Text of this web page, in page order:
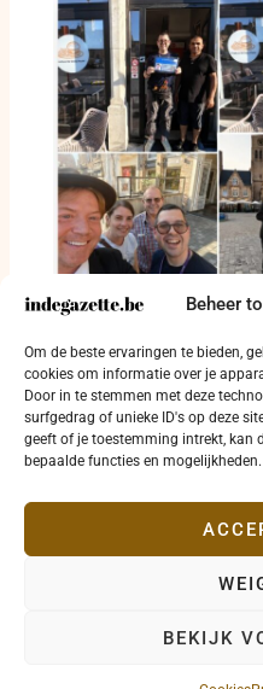
Beheer
Om de beste ervaringen te bieden,
cookies om informatie over je
Door in te stemmen met deze
surfgedrag of unieke ID's op deze
geeft of je toestemming intrekt, kan
bepaalde functies en mogelijkheden.
BEKIJK
Pieter Paul Moens
Card inzetten waar
29 juli 2026
Copyright © 2026